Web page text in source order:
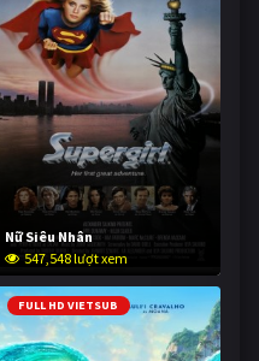
Nữ Siêu Nhân
547,548 lượt xem
FULL HD VIETSUB